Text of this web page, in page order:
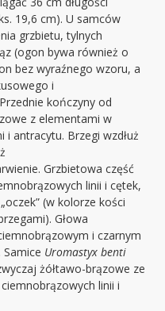
19,6 cm). U samców
grzbietu, tylnych
(ogon bywa również o
bez wyraźnego wzoru, a
i
kończyny od
z elementami w
antracytu. Brzegi wzdłuż
Grzbietowa część
linii i cętek,
(w kolorze kości
Głowa
i czarnym
Uromastyx benti
żółtawo-brązowe ze
linii i